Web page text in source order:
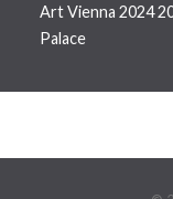
Art Vienna 2024
Palace